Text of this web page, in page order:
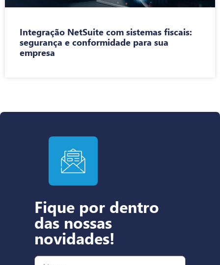
Integração NetSuite com sistemas fiscais:
segurança e conformidade para sua
empresa
Fique por dentro
das nossas
novidades!